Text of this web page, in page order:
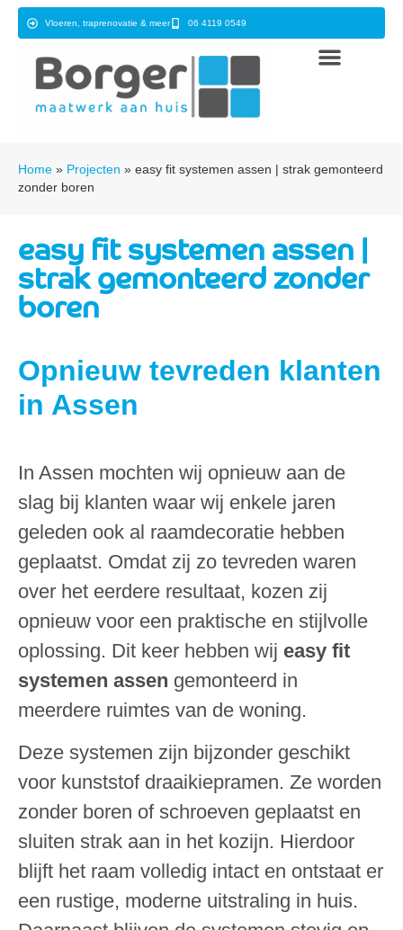
Vloeren, traprenovatie & meer 06 4119 0549
Home » Projecten » easy fit systemen assen | strak gemonteerd
zonder boren
easy fit systemen assen |
strak gemonteerd zonder
boren
Opnieuw tevreden klanten
in Assen
In Assen mochten wij opnieuw aan de
slag bij klanten waar wij enkele jaren
geleden ook al raamdecoratie hebben
geplaatst. Omdat zij zo tevreden waren
over het eerdere resultaat, kozen zij
opnieuw voor een praktische en stijlvolle
oplossing. Dit keer hebben wij easy fit
systemen assen gemonteerd in
meerdere ruimtes van de woning.
Deze systemen zijn bijzonder geschikt
voor kunststof draaikiepramen. Ze worden
zonder boren of schroeven geplaatst en
sluiten strak aan in het kozijn. Hierdoor
blijft het raam volledig intact en ontstaat er
een rustige, moderne uitstraling in huis.